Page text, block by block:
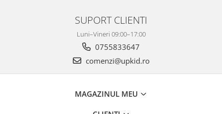
SUPORT CLIENTI
Luni–Vineri 09:00–17:00
0755833647
comenzi@upkid.ro
MAGAZINUL MEU